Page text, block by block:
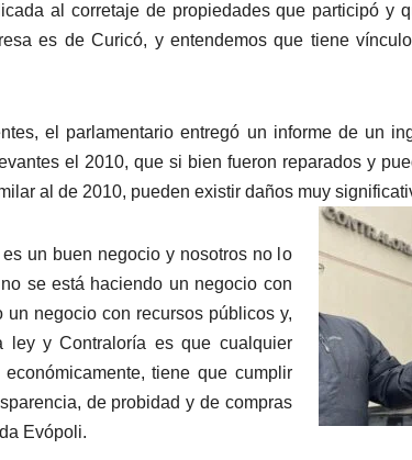
al corretaje de propiedades que participó y
es de Curicó, y entendemos que tiene
el parlamentario entregó un informe de un
el 2010, que si bien fueron reparados y
al de 2010, pueden existir daños muy
un buen negocio y nosotros no lo
se está haciendo un negocio con
negocio con recursos públicos y,
ley y Contraloría es que cualquier
tiene que cumplir
de probidad y de compras
Evópoli.